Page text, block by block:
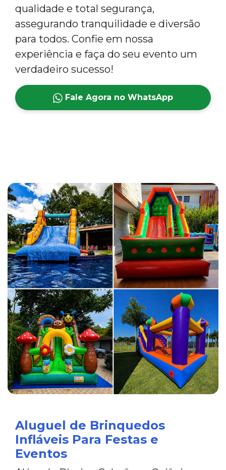
qualidade e total segurança,
assegurando tranquilidade e diversão
para todos. Confie em nossa
experiência e faça do seu evento um
verdadeiro sucesso!
Fale Agora no WhatsApp
Aluguel de Brinquedos
Infláveis Para Festas e
Eventos